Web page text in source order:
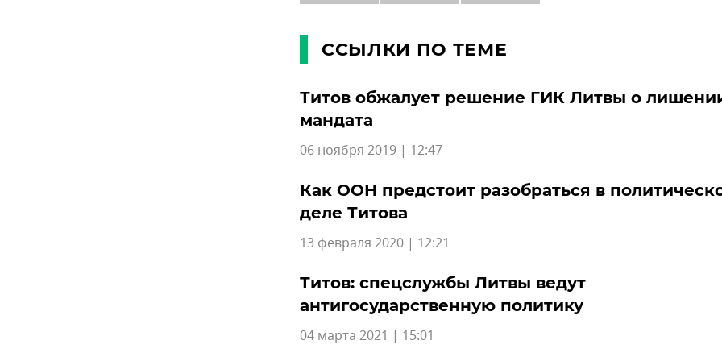
ССЫЛКИ ПО ТЕМЕ
Титов обжалует решение ГИК Литвы о
мандата
06 ноября 2019 | 12:47
Как ООН предстоит разобраться в
деле Титова
13 февраля 2020 | 12:21
Титов: спецслужбы Литвы ведут
антигосударственную политику
04 марта 2021 | 15:01